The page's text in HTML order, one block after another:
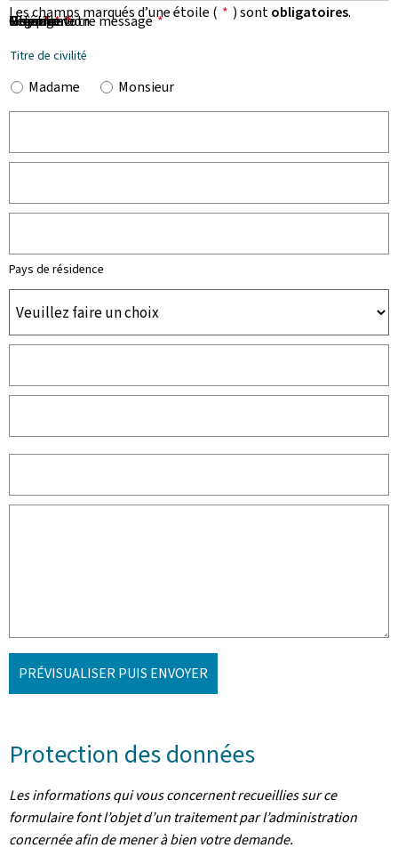
Les champs marqués d’une étoile ( * ) sontobligatoires.
Titre de civilité
Madame Monsieur
Prénom *
Nom *
Organisation
Pays de résidence
E-mail *
Téléphone
Objet de votre message *
Message *
PRÉVISUALISER PUIS ENVOYER
Protection des données
Les informations qui vous concernent recueillies sur ce
formulaire font l’objet d’un traitement par l’administration
concernée afin de mener à bien votre demande.